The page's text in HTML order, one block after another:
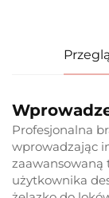
Profesjonalna
wprowadzając
zaawansowaną
użytkownika